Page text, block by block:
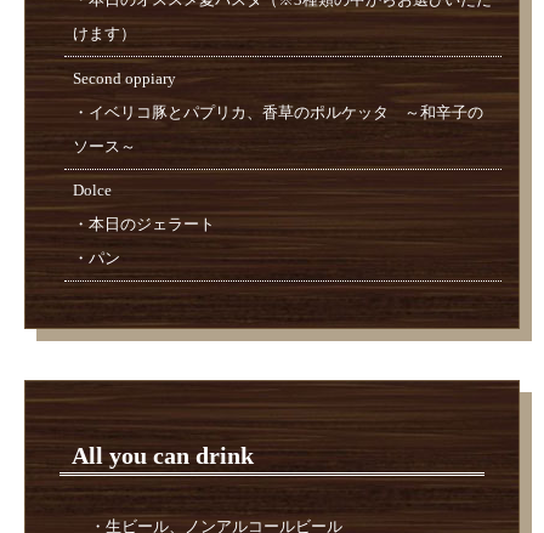
けます）
Second oppiary
・イベリコ豚とパプリカ、香草のポルケッタ ～和辛子の
ソース～
Dolce
・本日のジェラート
・パン
All you can drink
・生ビール、ノンアルコールビール